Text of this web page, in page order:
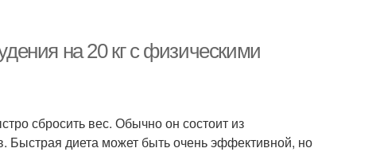
на 20 кг с физическими
сбросить вес. Обычно он состоит из
Быстрая диета может быть очень эффективной, но